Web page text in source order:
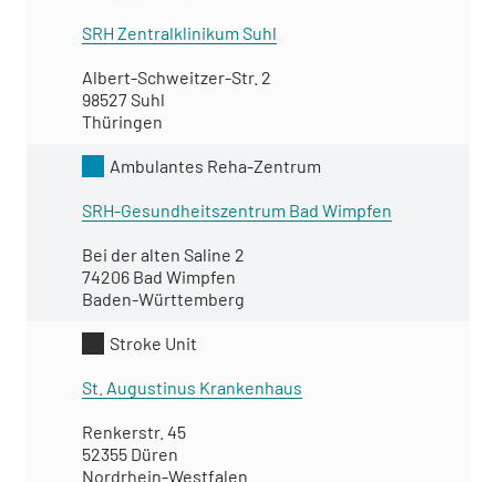
SRH Zentralklinikum Suhl
Albert-Schweitzer-Str. 2
98527 Suhl
Thüringen
Ambulantes Reha-Zentrum
SRH-Gesundheitszentrum Bad Wimpfen
Bei der alten Saline 2
74206 Bad Wimpfen
Baden-Württemberg
Stroke Unit
St. Augustinus Krankenhaus
Renkerstr. 45
52355 Düren
Nordrhein-Westfalen